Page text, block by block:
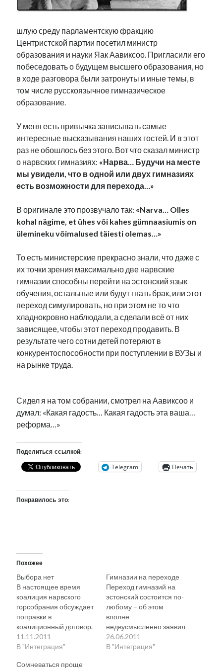
Фотографии
Эстония и Россия
Юмор
Метки
radio narva
ансиппиада безработица видео
выборы
евросоюз
история кабинетные истории
катри райк кая каллас книга маська нарва
нацменьшинства образование обучение эстонскому
подкаст потеряны данные пресса программа
рийгикогу россия русский роман
т.х. ильвес
танк фотоотчет экономика экономика эстонии
Михаил Стальнухин:
mstalnuhhin@gmail.com
Отзывы и предложения по блогу:
anton.stalnuhhin@gmail.com
шлую среду парламентскую фракцию
Центристской партии посетил министр
образования и науки Яак Аавиксоо. Пригласили его
побеседовать о будущем высшего образования, но
в ходе разговора были затронуты и иные темы, в
том числе русскоязычное гимназическое
образование.
У меня есть привычка записывать самые
интересные высказывания наших гостей. И в этот
раз не обошлось без этого. Вот что сказал министр
о нарвских гимназиях: «Нарва… Будучи на месте
мы увидели, что в одной или двух гимназиях
есть возможности для перехода…»
В оригинале это прозвучало так: «Narva… Olles
kohal nägime, et ühes või kahes gümnaasiumis on
ülemineku võimalused täiesti olemas…»
То есть министерские прекрасно знали, что даже с
их точки зрения максимально две нарвские
гимназии способны перейти на эстонский язык
обучения, остальные или будут гнать брак, или этот
переход симулировать, но при этом не то что
хладнокровно наблюдали, а сделали всё от них
зависящее, чтобы этот переход продавить. В
результате чего сотни детей потеряют в
конкурентоспособности при поступлении в ВУЗы и
на рынке труда.
Сидел я на том собрании, смотрел на Аавиксоо и
думал: «Какая гадость… Какая гадость эта ваша…
реформа…»
Поделиться ссылкой:
Telegram Печать
Понравилось это:
Похожее
Выбора нет
В настоящее время
коалиция нарвского
горсобрания обсуждает
поправки в
коалиционный договор.
И, как председатель
Совета коалиции, я
одной из них. Смысл
11.11.2011
В "Интеграция"
Гимназии на переходе
Переход гимназий на
эстонский состоится по-
любому – об этом
вполне
недвусмысленно заявил
министр образования и
науки Аавиксоо. Самое,
26.06.2011
В "Интеграция"
Сомневаться проще